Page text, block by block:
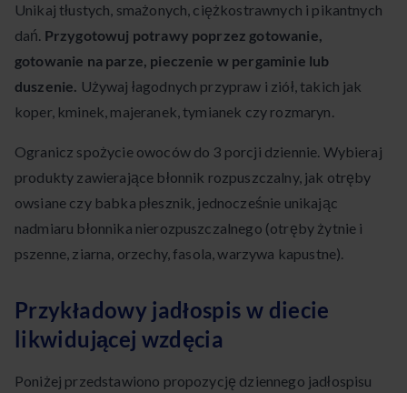
Unikaj tłustych, smażonych, ciężkostrawnych i pikantnych
dań. Przygotowuj potrawy poprzez gotowanie,
gotowanie na parze, pieczenie w pergaminie lub
duszenie. Używaj łagodnych przypraw i ziół, takich jak
koper, kminek, majeranek, tymianek czy rozmaryn.
Ogranicz spożycie owoców do 3 porcji dziennie. Wybieraj
produkty zawierające błonnik rozpuszczalny, jak otręby
owsiane czy babka płesznik, jednocześnie unikając
nadmiaru błonnika nierozpuszczalnego (otręby żytnie i
pszenne, ziarna, orzechy, fasola, warzywa kapustne).
Przykładowy jadłospis w diecie
likwidującej wzdęcia
Poniżej przedstawiono propozycję dziennego jadłospisu